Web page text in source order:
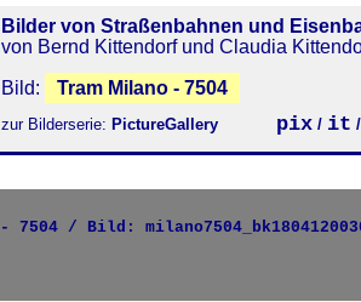
Bilder von Straßenbahnen und
von Bernd Kittendorf und Claudia
Bild:
Tram Milano - 7504
zur Bilderserie: PictureGallery pix / it